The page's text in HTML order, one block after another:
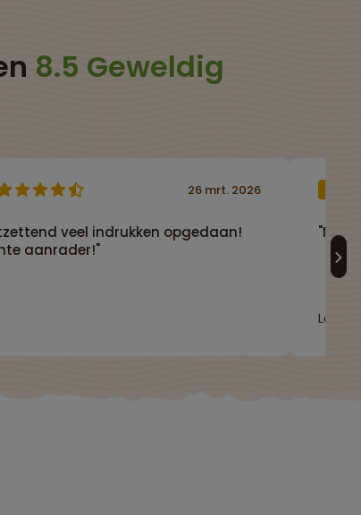
8.5 Geweldig
veel indrukken opgedaan!
aanrader!"
26 mrt. 2026
Loet